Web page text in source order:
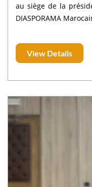
au siège de la
DIASPORAMA
piloté par l’université
View Details